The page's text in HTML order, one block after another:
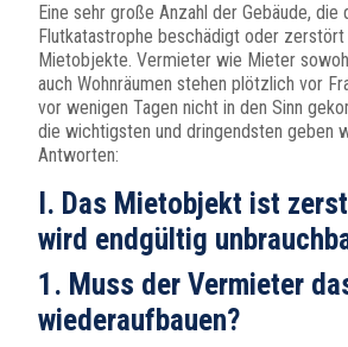
Eine sehr große Anzahl der Gebäude, die
Flutkatastrophe beschädigt oder zerstört
Mietobjekte. Vermieter wie Mieter
auch Wohnräumen stehen plötzlich vor
vor wenigen Tagen nicht in den Sinn
die wichtigsten und dringendsten geben
Antworten:
I. Das Mietobjekt ist
wird endgültig
1. Muss der Vermieter
wiederaufbauen?